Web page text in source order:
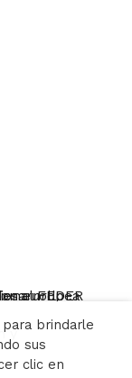
brindarle
sus
clic en